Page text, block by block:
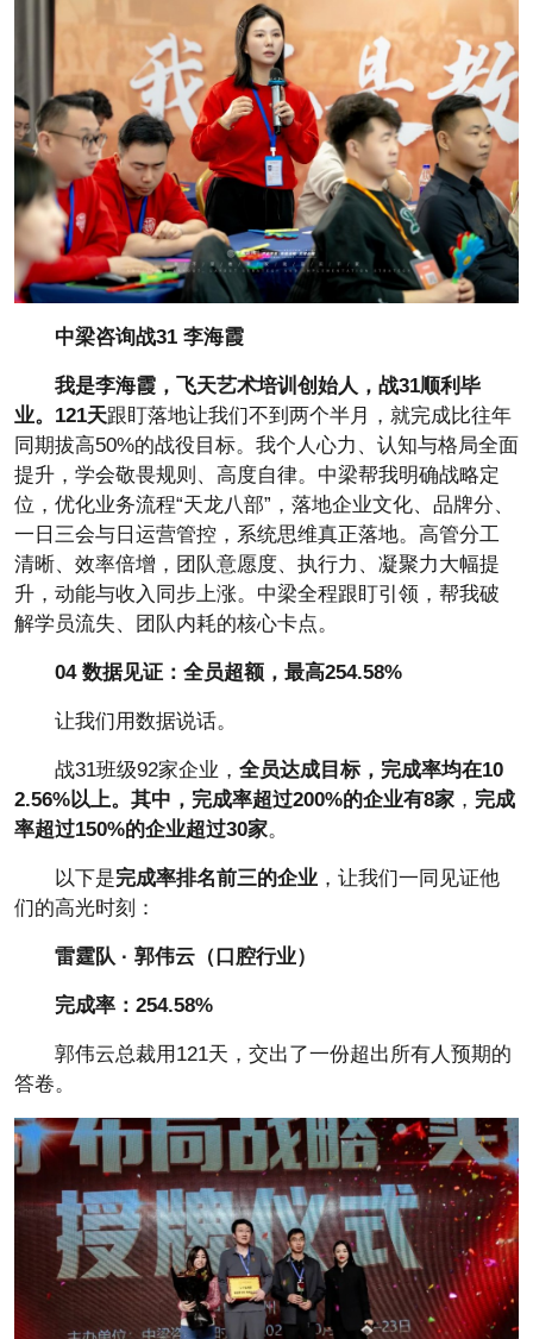
中梁咨询战31 李海霞
我是李海霞，飞天艺术培训创始人，战31顺利毕
业。121天跟盯落地让我们不到两个半月，就完成比往年
同期拔高50%的战役目标。我个人心力、认知与格局全面
提升，学会敬畏规则、高度自律。中梁帮我明确战略定
位，优化业务流程“天龙八部”，落地企业文化、品牌分、
一日三会与日运营管控，系统思维真正落地。高管分工
清晰、效率倍增，团队意愿度、执行力、凝聚力大幅提
升，动能与收入同步上涨。中梁全程跟盯引领，帮我破
解学员流失、团队内耗的核心卡点。
04数据见证：全员超额，最高254.58%
让我们用数据说话。
战31班级92家企业， 全员达成目标，完成率均在10
2.56%以上。其中， 完成率超过200%的企业有8家 ， 完成
率超过150%的企业超过30家。
以下是完成率排名前三的企业 ，让我们一同见证他
们的高光时刻：
雷霆队 · 郭伟云（口腔行业）
完成率：254.58%
郭伟云总裁用121天，交出了一份超出所有人预期的
答卷。